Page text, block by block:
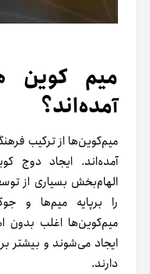
میم کوین
آمده‌اند؟
میم‌کوین‌ها از ترکیب
الهام‌بخش بسیاری از
را برپایه میم‌ها و
میم‌کوین‌ها اغلب بدون
ایجاد می‌شوند و بیشتر
دارند.